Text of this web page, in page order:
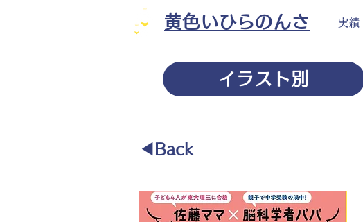
黄色いひらのんさ 実績
イラスト別
◀︎Back